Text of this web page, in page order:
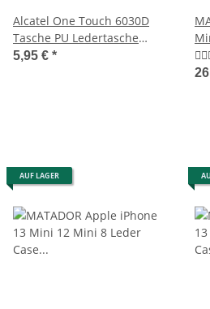
Alcatel One Touch 6030D
Tasche PU Ledertasche
Handy Case Schwarz
5,95 € *
AUF LAGER